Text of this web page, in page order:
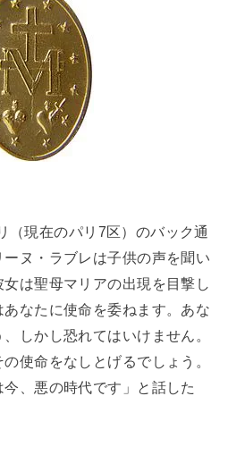
現在のパリ7区）のバック通
ヌ・ラブレは子供の声を聞い
は聖母マリアの出現を目撃し
なたに使命を委ねます。あな
しかし恐れてはいけません。
使命をなしとげるでしょう。
、悪の時代です」と話した